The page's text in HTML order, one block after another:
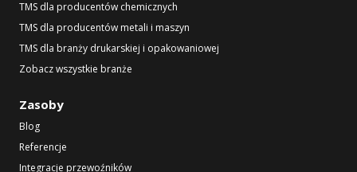
TMS dla producentów chemicznych
TMS dla producentów metali i maszyn
TMS dla branży drukarskiej i opakowaniowej
Zobacz wszystkie branże
Zasoby
Blog
Referencje
Integracje przewoźników